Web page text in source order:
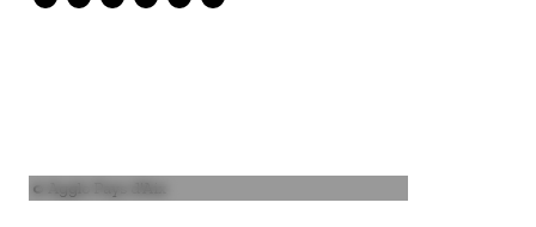
TOURISME ET HANDICAP
- Les restaurants
Image
© Agglo Pays d'Aix